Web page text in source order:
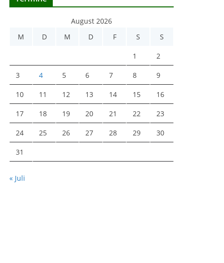
August 2026
M
D M D F S S
1 2
3 4 5 6 7 8 9
10 11 12 13 14 15 16
17 18 19 20 21 22 23
24 25 26 27 28 29 30
31
« Juli